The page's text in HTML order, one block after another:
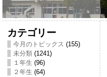
カテゴリー
今月のトピックス (155)
未分類(1241)
１年生 (96)
２年生 (64)